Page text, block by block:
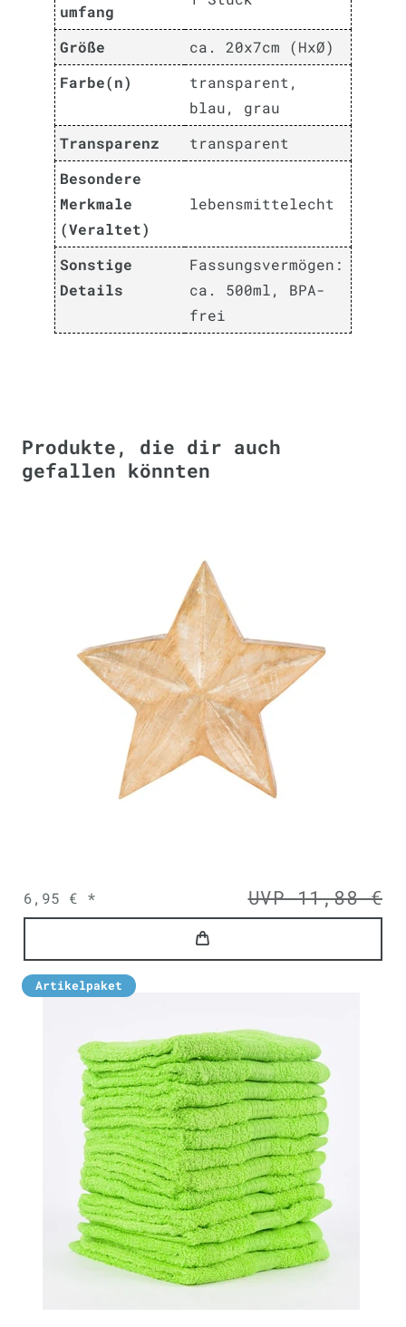
umfang
Größe
ca. 20x7cm (HxØ)
Farbe(n)
transparent,
blau, grau
Transparenz
transparent
Besondere
Merkmale
(Veraltet)
lebensmittelecht
Sonstige
Details
Fassungsvermögen:
ca. 500ml, BPA-
frei
Produkte, die dir auch
gefallen könnten
UVP 11,88 €
6,95 € *
Artikelpaket